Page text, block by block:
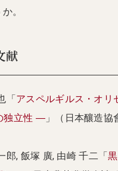
。
献
「 アスペルギルス・オ
独立性 ―」（日本釀造協
郎, 飯塚 廣, 由崎 千二「